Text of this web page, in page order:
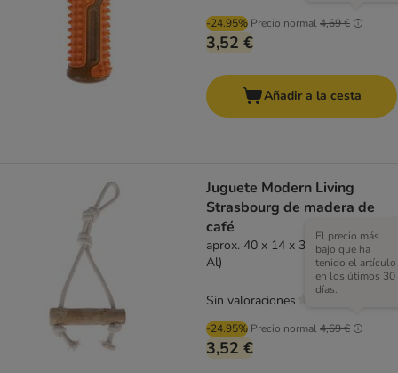
-24.95% Precio normal4,69 €
3,52 €
Añadir a la cesta
Juguete Modern Living
Strasbourg de madera de
café
aprox. 40 x 14 x 3,5 cm (L x An x
Al)
-24.95% Precio normal4,69 €
El precio más
bajo que ha
tenido el artículo
en los útimos 30
días.
3,52 €
Sin valoraciones